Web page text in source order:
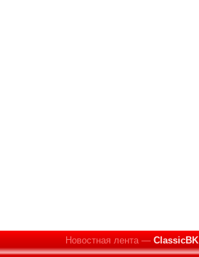
Новостная лента —ClassicBK